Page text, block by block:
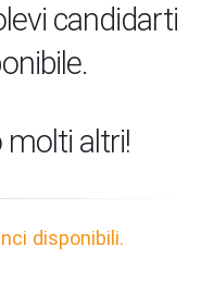
candidarti
molti altri!
disponibili.